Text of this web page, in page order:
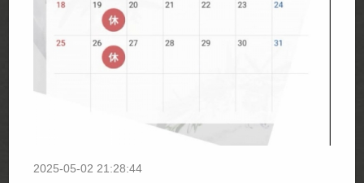
2025-05-02 21:28:44